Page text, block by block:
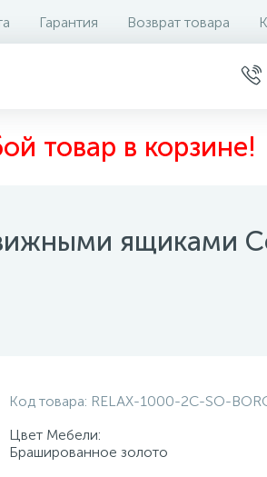
Гарантия Возврат товара
товар в корзине!
ящиками
0
Код товара: RELAX-1000-2C-SO-
Цвет Мебели:
Брашированное золото